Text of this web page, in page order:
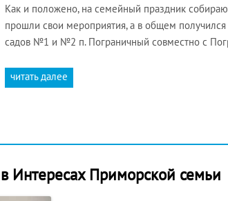
Как и положено, на семейный праздник
прошли свои мероприятия, а в общем
садов №1 и №2 п. Пограничный совместно с
читать далее
Интересах Приморской семьи